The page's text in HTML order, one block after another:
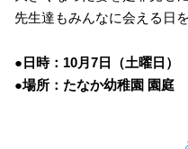
先生達もみんなに会える日
●日時：10月7日（土曜日
●場所：たなか幼稚園 園庭